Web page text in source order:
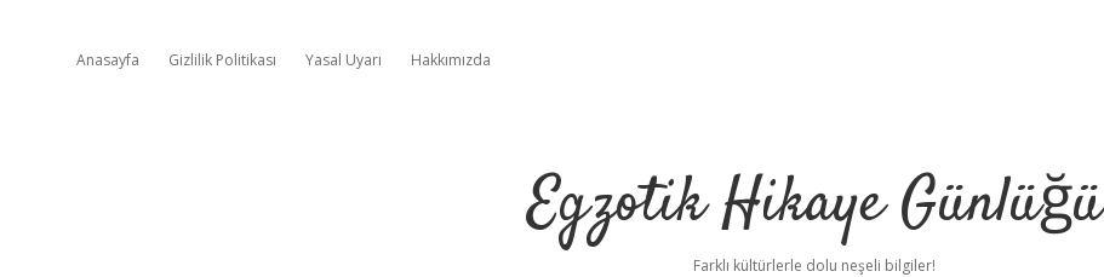
Anasayfa Gizlilik Politikası Yasal Uyarı Hakkımızda
Egzotik Hikaye Günlüğü
Farklı kültürlerle dolu neşeli bilgiler!